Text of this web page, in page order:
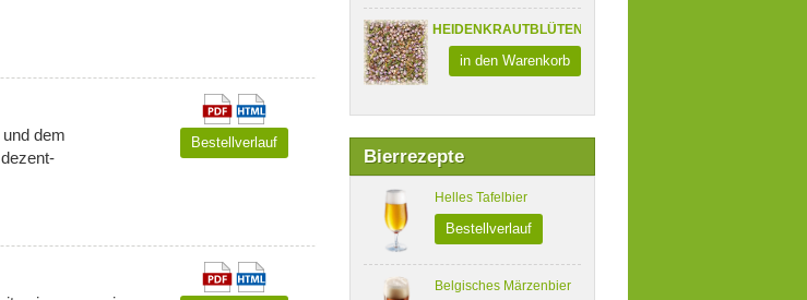
HEIDENKRAUTBLÜTEN
in den Warenkorb
Bierrezepte
Helles Tafelbier
Bestellverlauf
Belgisches Märzenbier
dem
Bestellverlauf